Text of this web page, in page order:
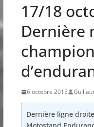
17/18
Dernière
6 octobre 2015
Dernière ligne